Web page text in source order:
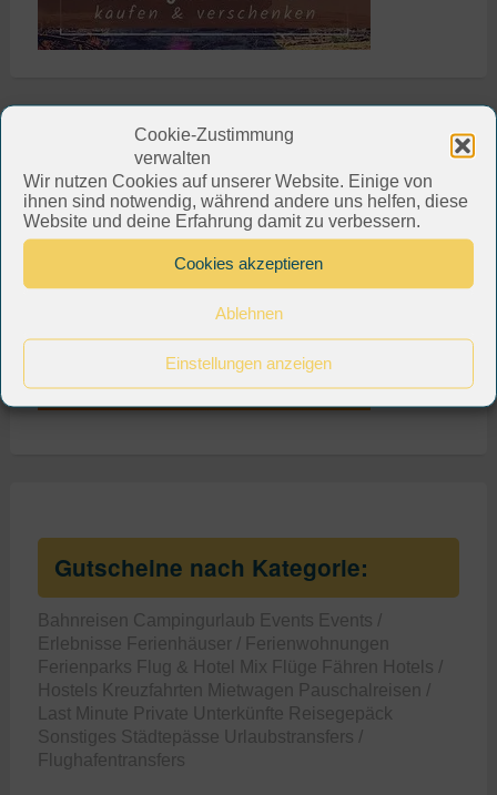
Cookie-Zustimmung
verwalten
Wir nutzen Cookies auf unserer Website. Einige von
ihnen sind notwendig, während andere uns helfen, diese
Website und deine Erfahrung damit zu verbessern.
Cookies akzeptieren
Ablehnen
Einstellungen anzeigen
Gutscheine nach Kategorie:
Bahnreisen Campingurlaub Events Events /
Erlebnisse Ferienhäuser / Ferienwohnungen
Ferienparks Flug & Hotel Mix Flüge Fähren Hotels /
Hostels Kreuzfahrten Mietwagen Pauschalreisen /
Last Minute Private Unterkünfte Reisegepäck
Sonstiges Städtepässe Urlaubstransfers /
Flughafentransfers